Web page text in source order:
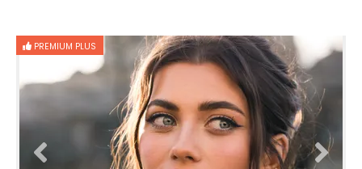
PREMIUM PLUS